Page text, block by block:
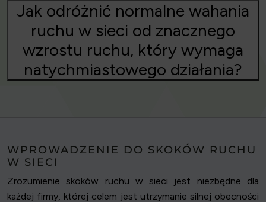
Jak odróżnić normalne wahania
ruchu w sieci od znacznego
wzrostu ruchu, który wymaga
natychmiastowego działania?
WPROWADZENIE DO SKOKÓW RUCHU
W SIECI
Zrozumienie skoków ruchu w sieci jest niezbędne dla
każdej firmy, której celem jest utrzymanie silnej obecności